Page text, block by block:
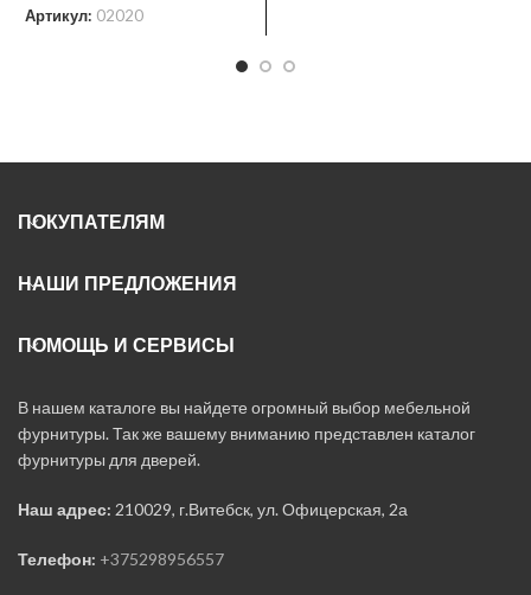
Артикул: 02020
ПОКУПАТЕЛЯМ
НАШИ ПРЕДЛОЖЕНИЯ
ПОМОЩЬ И СЕРВИСЫ
В нашем каталоге вы найдете огромный выбор мебельной
фурнитуры. Так же вашему вниманию представлен каталог
фурнитуры для дверей.
Наш адрес: 210029, г.Витебск, ул. Офицерская, 2а
Телефон: +375298956557